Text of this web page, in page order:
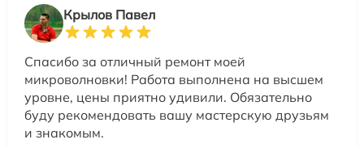
Крылов Павел
Спасибо за отличный ремонт моей
микроволновки! Работа выполнена на высшем
уровне, цены приятно удивили. Обязательно
буду рекомендовать вашу мастерскую друзьям
и знакомым.